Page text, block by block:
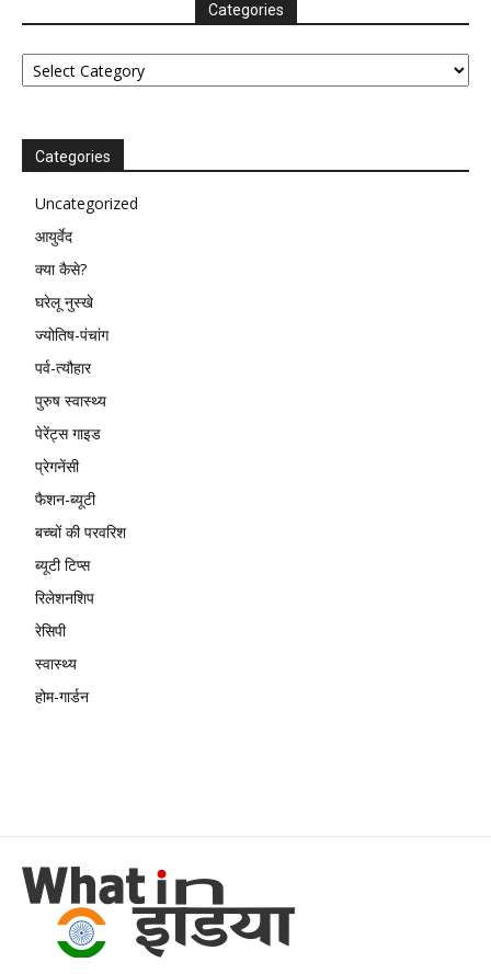
Categories
Categories
Categories
Uncategorized
आयुर्वेद
क्या कैसे?
घरेलू नुस्खे
ज्योतिष-पंचांग
पर्व-त्यौहार
पुरुष स्वास्थ्य
पेरेंट्स गाइड
प्रेगनेंसी
फैशन-ब्यूटी
बच्चों की परवरिश
ब्यूटी टिप्स
रिलेशनशिप
रेसिपी
स्वास्थ्य
होम-गार्डन